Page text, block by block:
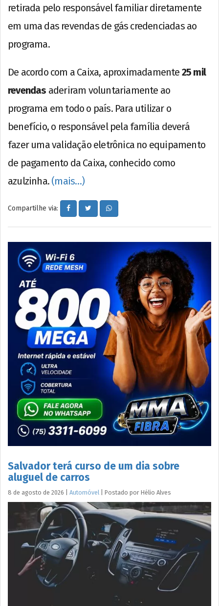
retirada pelo responsável familiar diretamente
em uma das revendas de gás credenciadas ao
programa.
De acordo com a Caixa, aproximadamente 25 mil
revendas aderiram voluntariamente ao
programa em todo o país. Para utilizar o
benefício, o responsável pela família deverá
fazer uma validação eletrônica no equipamento
de pagamento da Caixa, conhecido como
azulzinha. (mais…)
Compartilhe via:
Salvador terá curso de um dia sobre
aluguel de carros
8 de agosto de 2026 Automóvel Postado por Hélio Alves